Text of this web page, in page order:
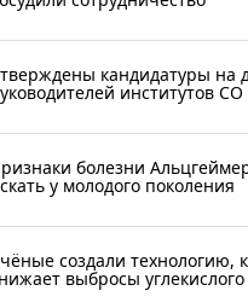
кандидатуры на
институтов
болезни
у молодого поколения
создали технологию,
выбросы углекислого